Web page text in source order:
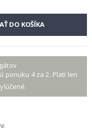
DO KOŠÍKA
ponuku 4 za 2. Platí len